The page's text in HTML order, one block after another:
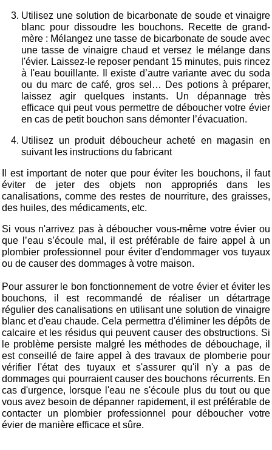
Utilisez une solution de bicarbonate de soude et vinaigre
blanc pour dissoudre les bouchons. Recette de grand-
mère : Mélangez une tasse de bicarbonate de soude avec
une tasse de vinaigre chaud et versez le mélange dans
l'évier. Laissez-le reposer pendant 15 minutes, puis rincez
à l'eau bouillante. Il existe d’autre variante avec du soda
ou du marc de café, gros sel… Des potions à préparer,
laissez agir quelques instants. Un dépannage très
efficace qui peut vous permettre de déboucher votre évier
en cas de petit bouchon sans démonter l’évacuation.
Utilisez un produit déboucheur acheté en magasin en
suivant les instructions du fabricant
Il est important de noter que pour éviter les bouchons, il faut
éviter de jeter des objets non appropriés dans les
canalisations, comme des restes de nourriture, des graisses,
des huiles, des médicaments, etc.
Si vous n'arrivez pas à déboucher vous-même votre évier ou
que l’eau s’écoule mal, il est préférable de faire appel à un
plombier professionnel pour éviter d'endommager vos tuyaux
ou de causer des dommages à votre maison.
Pour assurer le bon fonctionnement de votre évier et éviter les
bouchons, il est recommandé de réaliser un détartrage
régulier des canalisations en utilisant une solution de vinaigre
blanc et d'eau chaude. Cela permettra d'éliminer les dépôts de
calcaire et les résidus qui peuvent causer des obstructions. Si
le problème persiste malgré les méthodes de débouchage, il
est conseillé de faire appel à des travaux de plomberie pour
vérifier l'état des tuyaux et s'assurer qu'il n'y a pas de
dommages qui pourraient causer des bouchons récurrents. En
cas d'urgence, lorsque l'eau ne s'écoule plus du tout ou que
vous avez besoin de dépanner rapidement, il est préférable de
contacter un plombier professionnel pour déboucher votre
évier de manière efficace et sûre.